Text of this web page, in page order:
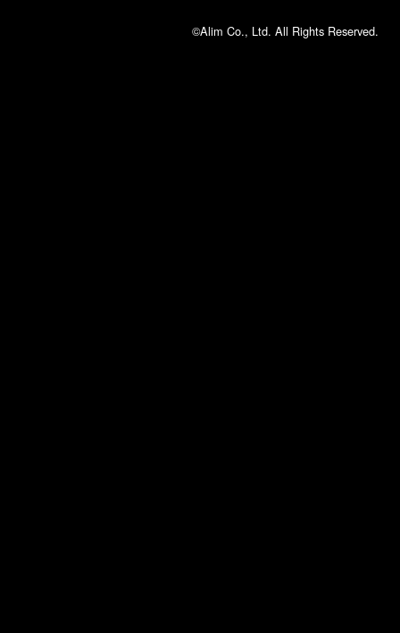
©Alim Co., Ltd. All Rights Reserved.